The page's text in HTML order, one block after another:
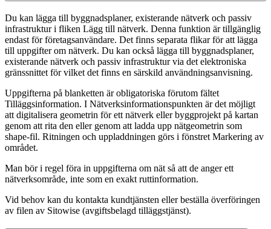
Du kan lägga till byggnadsplaner, existerande nätverk och passiv
infrastruktur i fliken Lägg till nätverk. Denna funktion är tillgänglig
endast för företagsanvändare. Det finns separata flikar för att lägga
till uppgifter om nätverk. Du kan också lägga till byggnadsplaner,
existerande nätverk och passiv infrastruktur via det elektroniska
gränssnittet för vilket det finns en särskild användningsanvisning.
Uppgifterna på blanketten är obligatoriska förutom fältet
Tilläggsinformation. I Nätverksinformationspunkten är det möjligt
att digitalisera geometrin för ett nätverk eller byggprojekt på kartan
genom att rita den eller genom att ladda upp nätgeometrin som
shape-fil. Ritningen och uppladdningen görs i fönstret Markering av
området.
Man bör i regel föra in uppgifterna om nät så att de anger ett
nätverksområde, inte som en exakt ruttinformation.
Vid behov kan du kontakta kundtjänsten eller beställa överföringen
av filen av Sitowise (avgiftsbelagd tilläggstjänst).